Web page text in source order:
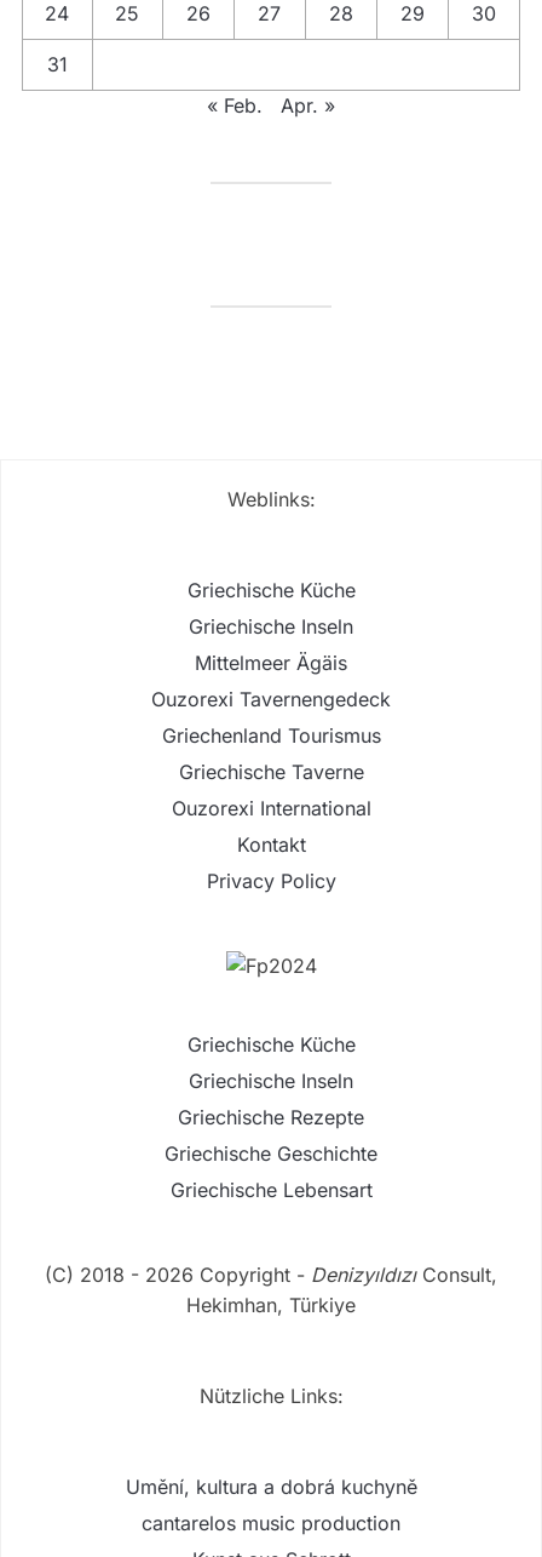
24 25 26 27 28 29 30
31
« Feb.
Apr. »
Weblinks:
Griechische Küche
Griechische Inseln
Mittelmeer Ägäis
Ouzorexi Tavernengedeck
Griechenland Tourismus
Griechische Taverne
Ouzorexi International
Kontakt
Privacy Policy
Griechische Küche
Griechische Inseln
Griechische Rezepte
Griechische Geschichte
Griechische Lebensart
(C) 2018 - 2026 Copyright - DenizyıldızıConsult,
Hekimhan, Türkiye
Nützliche Links:
Umění, kultura a dobrá kuchyně
cantarelos music production